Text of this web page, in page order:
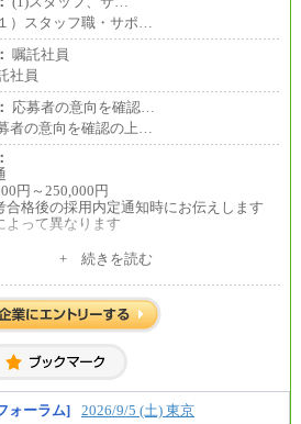
）スタッフ職・サポ…
嘱託社員
社員
応募者の意向を確認…
者の意向を確認の上…
円～250,000円
格後の採用内定通知時にお伝えします
って異なります
円～250,000円
遇は経験・能力を考慮の上、当社規程に
ます。
す。
+ 続きを読む
ォーラム] 2026/9/5 (土) 東京